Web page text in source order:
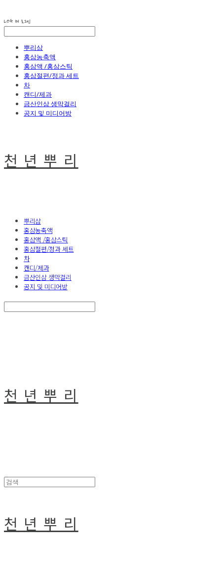
LOG IN 로그인
뿌리삼
홍삼농축액
홍삼액 /홍삼스틱
홍삼절편/정과 세트
차
캔디/제과
금산인삼 생막걸리
공지 및 미디어방
천 년 뿌 리
뿌리삼
홍삼농축액
홍삼액 /홍삼스틱
홍삼절편/정과 세트
차
캔디/제과
금산인삼 생막걸리
공지 및 미디어방
천 년 뿌 리
천 년 뿌 리